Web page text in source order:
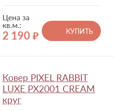
Цена за
кв.м.:
2 190 руб.
КУПИТЬ
Ковер PIXEL RABBIT
LUXE PX2001 CREAM
круг